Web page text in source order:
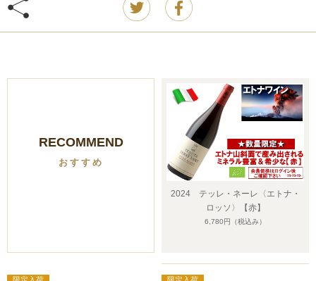
RECOMMEND
おすすめ
2024 テッレ・ネーレ〈エトナ・
ロッソ〉【赤】
6,780円 （税込み）